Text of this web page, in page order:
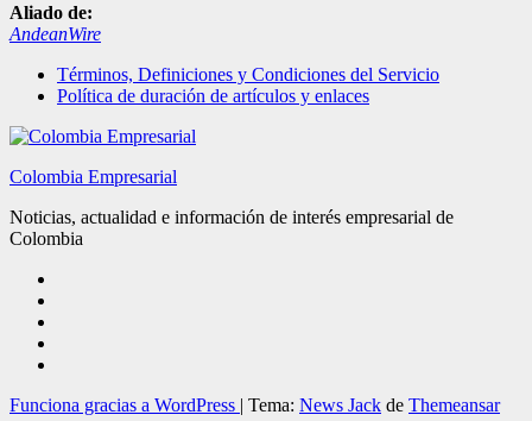
Aliado de:
AndeanWire
Términos, Definiciones y Condiciones del Servicio
Política de duración de artículos y enlaces
Colombia Empresarial
Noticias, actualidad e información de interés empresarial de
Colombia
Funciona gracias a WordPress | Tema: News Jack de Themeansar